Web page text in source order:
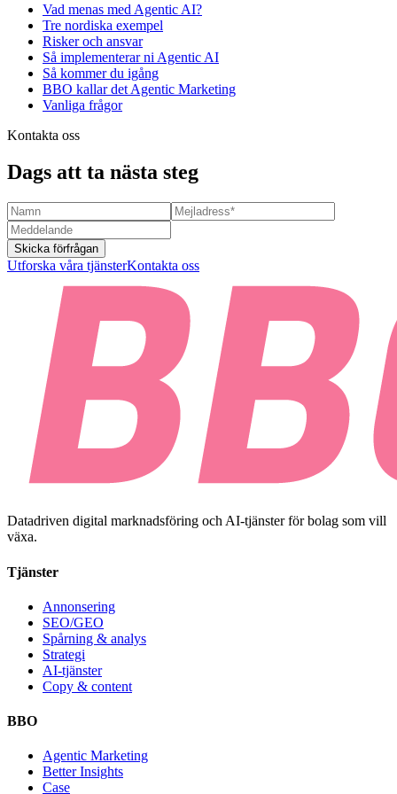
Vad menas med Agentic AI?
Tre nordiska exempel
Risker och ansvar
Så implementerar ni Agentic AI
Så kommer du igång
BBO kallar det Agentic Marketing
Vanliga frågor
Kontakta oss
Dags att ta nästa steg
Skicka förfrågan
Utforska våra tjänsterKontakta oss
Datadriven digital marknadsföring och AI-tjänster för bolag som vill
växa.
Tjänster
Annonsering
SEO/GEO
Spårning & analys
Strategi
AI-tjänster
Copy & content
BBO
Agentic Marketing
Better Insights
Case